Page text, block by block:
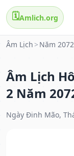
🗓️Amlich.org
Âm Lịch > Năm 2072
Âm Lịch
2 Năm
Ngày Đinh Mão,